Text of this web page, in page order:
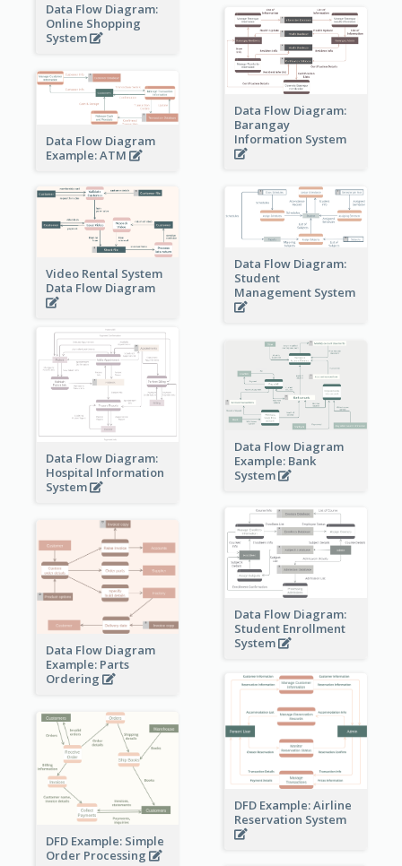
Data Flow Diagram:
Online Shopping
System
Data Flow Diagram:
Barangay
Information System
Data Flow Diagram
Example: ATM
Video Rental System
Data Flow Diagram
Data Flow Diagram:
Student
Management System
Data Flow Diagram:
Hospital Information
System
Data Flow Diagram
Example: Bank
System
Data Flow Diagram:
Student Enrollment
System
Data Flow Diagram
Example: Parts
Ordering
DFD Example: Airline
Reservation System
DFD Example: Simple
Order Processing